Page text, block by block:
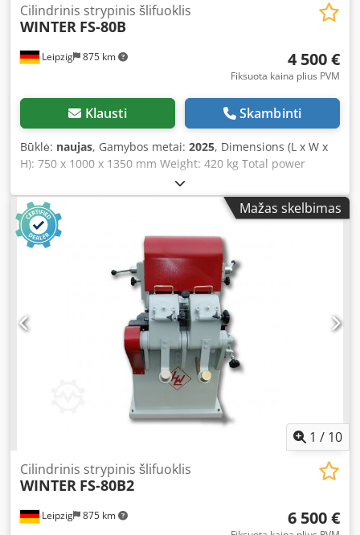
Leipzig 875 km
Cilindrinis strypinis šlifuoklis
WINTER FS-80B
4 500 €
Fiksuota kaina plius PVM
Klausti Skambinti
Būklė: naujas, Gamybos metai: 2025, Dimensions (L x W x
H): 750 x 1000 x 1350 mm Weight: 420 kg Total power
requirement: 2.7 kW Round Bar Grinding Machine FS-80B -
Working range Ø 10 - 80 mm - Drive motor: 2.2 kW -
Extraction motor: 0.5 kW - Extraction port Ø 100 mm
Dsdpjvz Hdtefx Ap Eeck - Voltage: 400 V / 50 Hz - Feed
speed: 1 - 20 m/min - Grinding belt speed: 900 m/min -
Grinding belt size: 130 x 1850 mm - Dimensions (L x W x H):
750 x 1000 x 1350 mm - Weight: 420 kg
Mažas skelbimas
1 / 10
Leipzig 875 km
Cilindrinis strypinis šlifuoklis
WINTER FS-80B2
6 500 €